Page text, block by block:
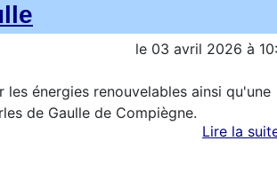
le 03 avril 2026 à
énergies renouvelables ainsi qu'une
de Gaulle de Compiègne.
Lire la